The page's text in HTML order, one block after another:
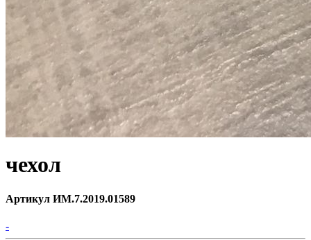
чехол
Артикул ИМ.7.2019.01589
-